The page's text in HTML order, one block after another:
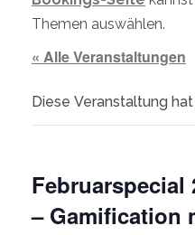
Themen auswählen.
« Alle Veranstaltungen
Diese Veranstaltung
Februarspecial
– Gamification